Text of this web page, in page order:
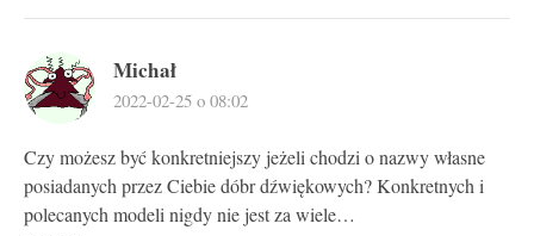
Michał
2022-02-25 o 08:02
Czy możesz być konkretniejszy jeżeli chodzi o nazwy własne
posiadanych przez Ciebie dóbr dźwiękowych? Konkretnych i
polecanych modeli nigdy nie jest za wiele…